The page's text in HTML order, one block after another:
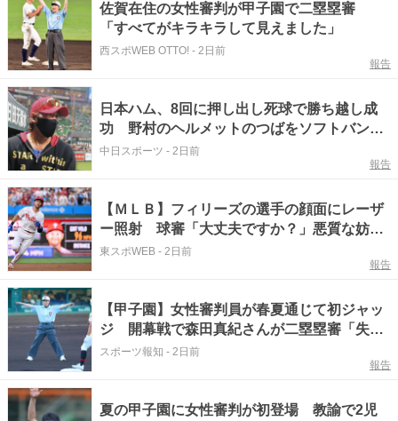
佐賀在住の女性審判が甲子園で二塁塁審
「すべてがキラキラして見えました」
西スポWEB OTTO! - 2日前
報告
日本ハム、8回に押し出し死球で勝ち越し成
功 野村のヘルメットのつばをソフトバン
ク・オスナの速球がかすめ、戦慄走る！球審
中日スポーツ - 2日前
報告
【ＭＬＢ】フィリーズの選手の顔面にレーザ
ー照射 球審「大丈夫ですか？」悪質な妨害
行為が波紋
東スポWEB - 2日前
報告
【甲子園】女性審判員が春夏通じて初ジャッ
ジ 開幕戦で森田真紀さんが二塁塁審「失敗
はできないプレッシャーがあった」「支えら
れて終わることができた」試合後は目を潤ま
スポーツ報知 - 2日前
報告
夏の甲子園に女性審判が初登場 教諭で2児